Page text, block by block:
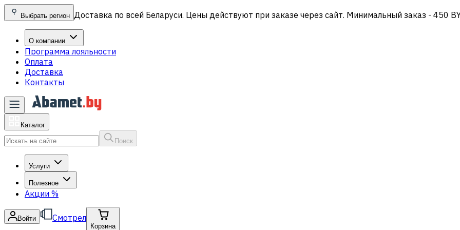
Выбрать регион Доставка по всей Беларуси. Цены действуют при заказе через сайт. Минимальный заказ - 450
О компании
Программа лояльности
Оплата
Доставка
Контакты
Каталог
Поиск
Услуги
Полезное
Акции %
Войти Смотрел
Корзина